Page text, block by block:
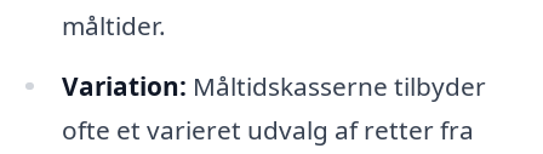
måltider.
Variation: Måltidskasserne tilbyder
ofte et varieret udvalg af retter fra